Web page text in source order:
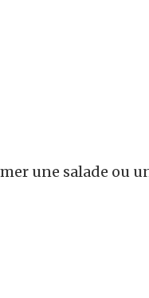
une salade ou